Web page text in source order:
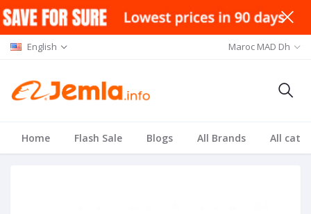
English Maroc MAD Dh
Home Flash Sale Blogs All Brands All